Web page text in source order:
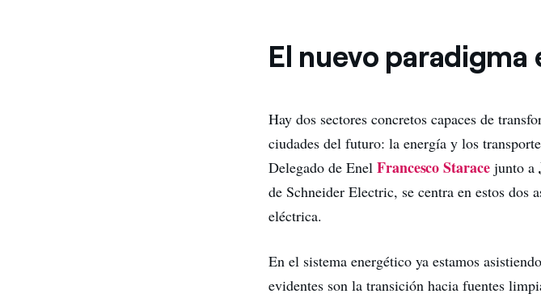
El nuevo
Hay dos sectores concretos capaces de
ciudades del futuro: la energía y los
Delegado de EnelFrancesco Staracejunto a
de Schneider Electric, se centra en estos dos
eléctrica.
En el sistema energético ya estamos
evidentes son la transición hacia fuentes